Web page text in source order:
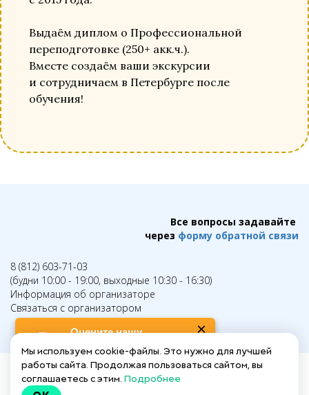
Выдаём диплом о Профессиональной
переподготовке (250+ акк.ч.).
Вместе создаём ваши экскурсии
и сотрудничаем в Петербурге после
обучения!
Все вопросы задавайте
через форму обратной связи
8 (812) 603-71-03
(будни 10:00 - 19:00, выходные 10:30 - 16:30)
Информация об организаторе
Связаться с организатором
Мы используем cookie-файлы. Это нужно для лучшей
работы сайта. Продолжая пользоваться сайтом, вы
соглашаетесь с этим. Подробнее
Оцените нашу
платформу: Оценка от 1
до 10 →
(нажмите, чтобы перейти)
×